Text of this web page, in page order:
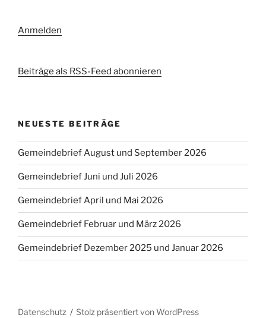
Anmelden
Beiträge als RSS-Feed abonnieren
NEUESTE BEITRÄGE
Gemeindebrief August und September 2026
Gemeindebrief Juni und Juli 2026
Gemeindebrief April und Mai 2026
Gemeindebrief Februar und März 2026
Gemeindebrief Dezember 2025 und Januar 2026
Datenschutz Stolz präsentiert von WordPress